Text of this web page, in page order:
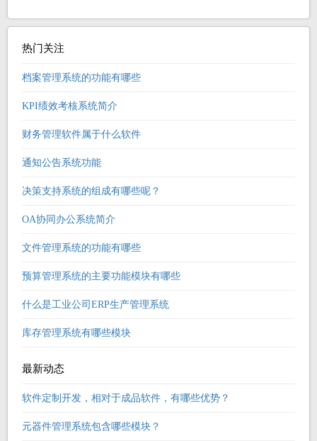
热门关注
档案管理系统的功能有哪些
KPI绩效考核系统简介
财务管理软件属于什么软件
通知公告系统功能
决策支持系统的组成有哪些呢？
OA协同办公系统简介
文件管理系统的功能有哪些
预算管理系统的主要功能模块有哪些
什么是工业公司ERP生产管理系统
库存管理系统有哪些模块
最新动态
软件定制开发，相对于成品软件，有哪些优势？
元器件管理系统包含哪些模块？